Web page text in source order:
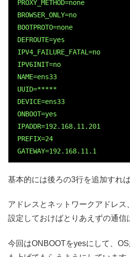
GATEWAY=192.168.11.1
基本的には後ろの3行を追加すれ
アドレスとネットワークアドレス
設定しておけばとりあえずの通信
今回はONBOOTをyesにして、